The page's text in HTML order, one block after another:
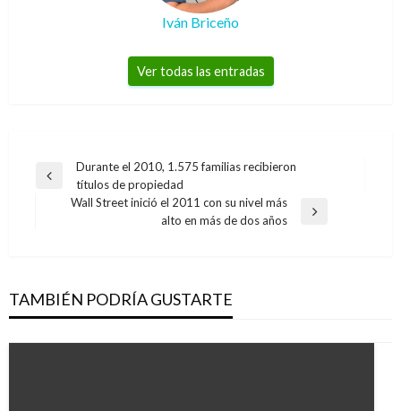
Iván Briceño
Ver todas las entradas
Navegación
Entrada
anterior
Durante el 2010, 1.575 familias recibieron
títulos de propiedad
Wall Street inició el 2011 con su nivel más
alto en más de dos años
TAMBIÉN PODRÍA GUSTARTE